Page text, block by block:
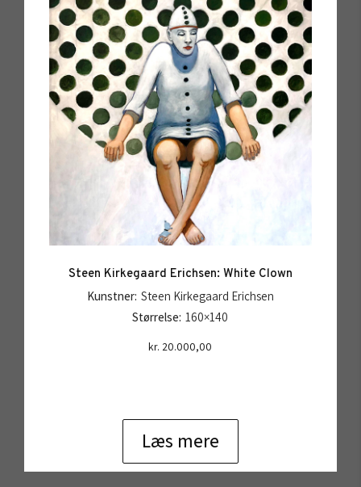
Steen Kirkegaard Erichsen: White Clown
Kunstner: Steen Kirkegaard Erichsen
Størrelse: 160×140
kr. 20.000,00
Læs mere